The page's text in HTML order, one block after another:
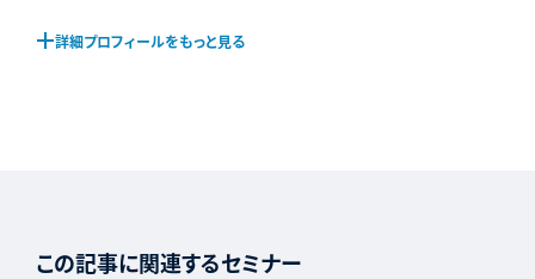
詳細プロフィールをもっと見る
この記事に関連するセミナー